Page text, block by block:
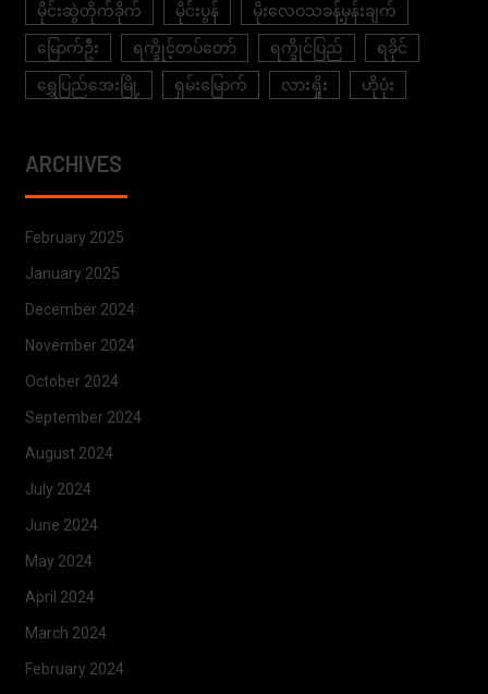
မိုင်းဆွဲတိုက်ခိုက် မိုင်းပွန် မိုးလေဝသခန့်မှန်းချက်
မြောက်ဦး ရက္ခိုင့်တပ်တော် ရက္ခိုင်ပြည် ရခိုင်
ရွှေပြည်အေးမြို့ ရှမ်းမြောက် လားရှိုး ဟိုပုံး
ARCHIVES
February 2025
January 2025
December 2024
November 2024
October 2024
September 2024
August 2024
July 2024
June 2024
May 2024
April 2024
March 2024
February 2024